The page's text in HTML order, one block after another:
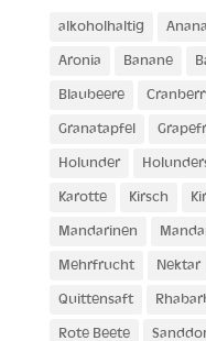
alkoholhaltig
Aronia Banane
Blaubeere
Granatapfel
Holunder
Karotte Kirsch
Mandarinen
Mehrfrucht Nektar
Quittensaft
Rote Beete